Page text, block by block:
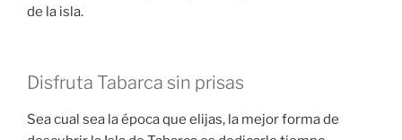
de la isla.
Disfruta Tabarca sin prisas
Sea cual sea la época que elijas, la mejor forma de